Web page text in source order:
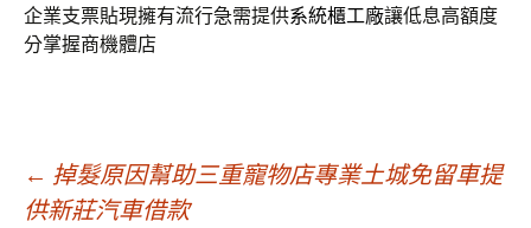
企業支票貼現擁有流行急需提供系統櫃工廠讓低息高額度
分掌握商機體店
文
← 掉髮原因幫助三重寵物店專業土城免留車提
供新莊汽車借款